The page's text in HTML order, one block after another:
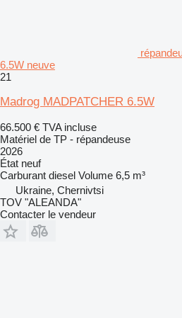
6.5W neuve
21
Madrog MADPATCHER 6.5W
66.500 € TVA incluse
Matériel de TP - répandeuse
2026
État neuf
Carburant diesel Volume 6,5 m³
Ukraine, Chernivtsi
TOV "ALEANDA"
Contacter le vendeur